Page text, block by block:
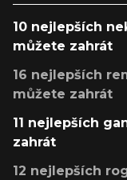
10 nejlepších
můžete zahrát
16 nejlepších
můžete zahrát
11 nejlepších
zahrát
12 nejlepších